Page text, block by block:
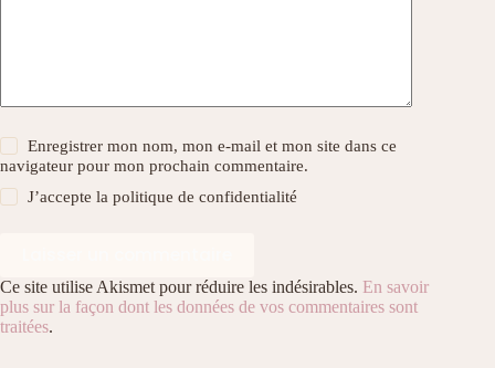
Enregistrer mon nom, mon e-mail et mon site dans ce
navigateur pour mon prochain commentaire.
J’accepte lapolitique de confidentialité
Ce site utilise Akismet pour réduire les indésirables. En savoir
plus sur la façon dont les données de vos commentaires sont
traitées.